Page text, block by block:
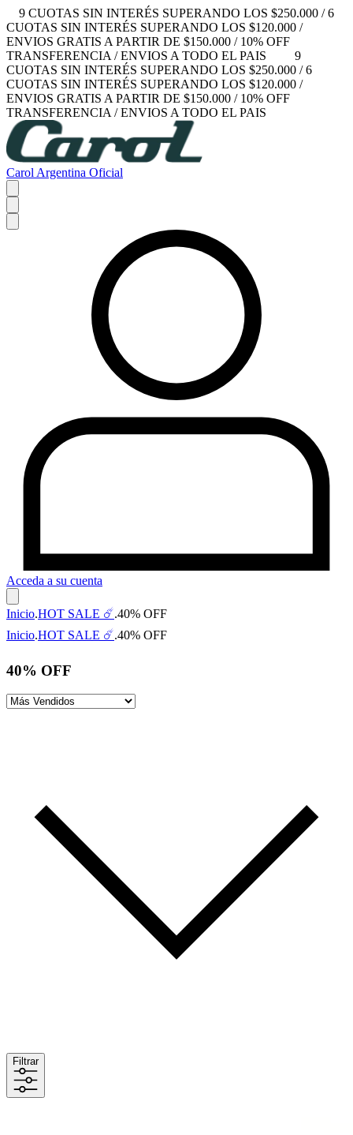
9 CUOTAS SIN INTERÉS SUPERANDO LOS $250.000 / 6
CUOTAS SIN INTERÉS SUPERANDO LOS $120.000 /
ENVIOS GRATIS A PARTIR DE $150.000 / 10% OFF
TRANSFERENCIA / ENVIOS A TODO EL PAIS
9
CUOTAS SIN INTERÉS SUPERANDO LOS $250.000 / 6
CUOTAS SIN INTERÉS SUPERANDO LOS $120.000 /
ENVIOS GRATIS A PARTIR DE $150.000 / 10% OFF
TRANSFERENCIA / ENVIOS A TODO EL PAIS
Carol Argentina Oficial
Acceda a su cuenta
Inicio.HOT SALE ☄️.40% OFF
Inicio.HOT SALE ☄️.40% OFF
40% OFF
Filtrar